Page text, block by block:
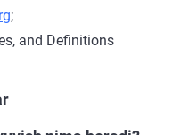
;
and Definitions